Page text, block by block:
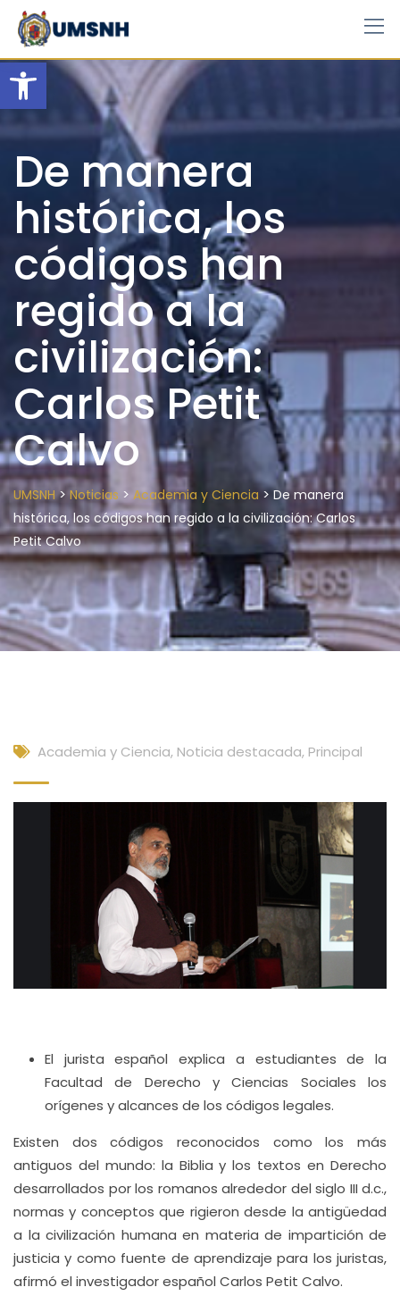
Open toolbar
Skip
content
De manera
histórica, los
códigos han
regido a la
civilización:
Carlos Petit
Calvo
UMSNH> Noticias > Academia y Ciencia >De manera
histórica, los códigos han regido a la civilización: Carlos
Petit Calvo
Academia y Ciencia, Noticia destacada, Principal
El jurista español explica a estudiantes de la
Facultad de Derecho y Ciencias Sociales los
orígenes y alcances de los códigos legales.
Existen dos códigos reconocidos como los más
antiguos del mundo: la Biblia y los textos en Derecho
desarrollados por los romanos alrededor del siglo III d.c.,
normas y conceptos que rigieron desde la antigüedad
a la civilización humana en materia de impartición de
justicia y como fuente de aprendizaje para los juristas,
afirmó el investigador español Carlos Petit Calvo.